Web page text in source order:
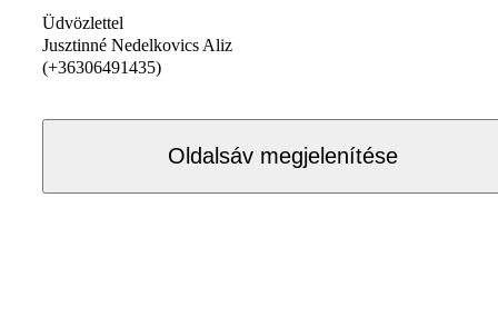
Üdvözlettel
Jusztinné Nedelkovics Aliz
(+36306491435)
Oldalsáv megjelenítése